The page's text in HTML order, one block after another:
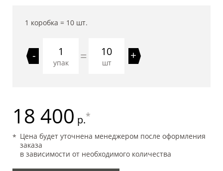
1 коробка = 10 шт.
-
упак = 10
шт
+
18 400 р.*
Цена будет уточнена менеджером после оформления
заказа
в зависимости от необходимого количества